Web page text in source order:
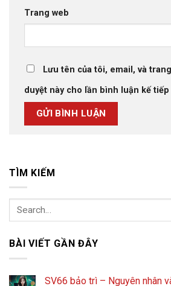
Trang web
Lưu tên của tôi, email, và
duyệt này cho lần bình luận kế tiếp
TÌM KIẾM
BÀI VIẾT GẦN ĐÂY
SV66 bảo trì – Nguyên nhân